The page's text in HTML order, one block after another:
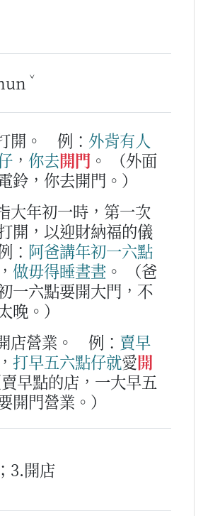
ˇ
開。 例： 外背有人
， 你去開門 。
（外面
鈴，你去開門。）
大年初一時，第一次
開，以迎財納福的儀
： 阿爸講年初一六點
， 做毋得睡晝晝 。
（爸
一六點要開大門，不
晚。）
店營業。
例： 賣早
， 打早五六點仔就愛開
賣早點的店，一大早五
開門營業。）
3.開店